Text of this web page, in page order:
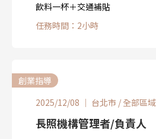
飲料一杯＋交通補貼
任務時間：2小時
創業指導
2025/12/08 ｜ 台北市 / 全部區域
長照機構管理者/負責人